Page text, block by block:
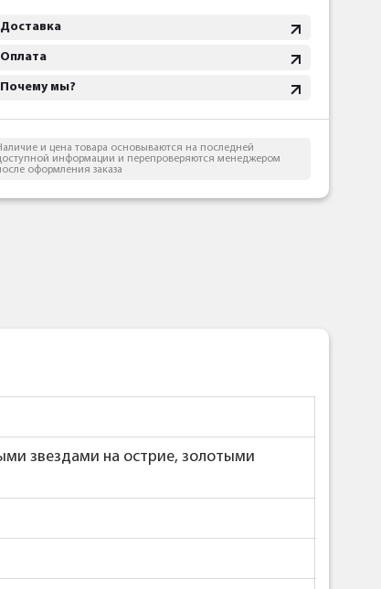
Доставка
Оплата
Почему мы?
и цена товара основываются на последней
информации и перепроверяются менеджером
оформления заказа
звездами на острие, золотыми